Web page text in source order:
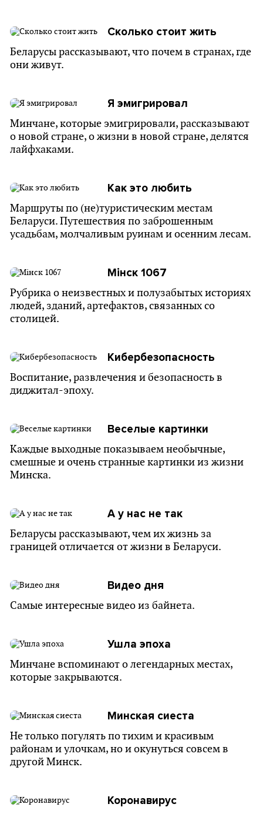
Сколько стоит жить
Беларусы рассказывают, что почем в странах, где
они живут.
Я эмигрировал
Минчане, которые эмигрировали, рассказывают
о новой стране, о жизни в новой стране, делятся
лайфхаками.
Как это любить
Маршруты по (не)туристическим местам
Беларуси. Путешествия по заброшенным
усадьбам, молчаливым руинам и осенним лесам.
Мінск 1067
Рубрика о неизвестных и полузабытых историях
людей, зданий, артефактов, связанных со
столицей.
Кибербезо­пасность
Воспитание, развлечения и безопасность в
диджитал-эпоху.
Веселые картинки
Каждые выходные показываем необычные,
смешные и очень странные картинки из жизни
Минска.
А у нас не так
Беларусы рассказывают, чем их жизнь за
границей отличается от жизни в Беларуси.
Видео дня
Самые интересные видео из байнета.
Ушла эпоха
Минчане вспоминают о легендарных местах,
которые закрываются.
Минская сиеста
Не только погулять по тихим и красивым
районам и улочкам, но и окунуться совсем в
другой Минск.
Коронавирус